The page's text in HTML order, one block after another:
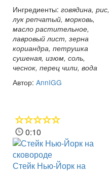
Ингредиенты: говядина, рис,
лук репчатый, морковь,
масло растительное,
лавровый лист, зерна
кориандра, петрушка
сушеная, изюм, соль,
чеснок, перец чили, вода
Автор: AnnIGG
0:10
Стейк Нью-Йорк на